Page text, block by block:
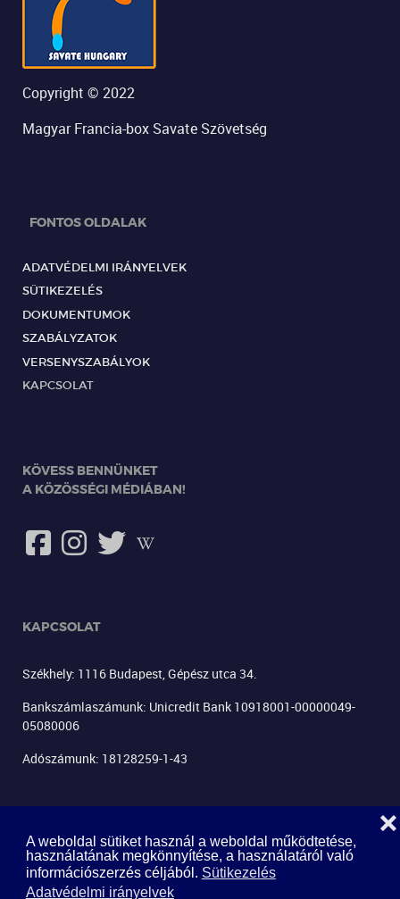
A weboldal sütiket használ a weboldal működtetése,
használatának megkönnyítése, a használatáról való
információszerzés céljából. Sütikezelés
Adatvédelmi irányelvek
❌
Copyright © 2022
Magyar Francia-box Savate Szövetség
FONTOS OLDALAK
ADATVÉDELMI IRÁNYELVEK
SÜTIKEZELÉS
DOKUMENTUMOK
SZABÁLYZATOK
VERSENYSZABÁLYOK
KAPCSOLAT
KÖVESS BENNÜNKET
A KÖZÖSSÉGI MÉDIÁBAN!
KAPCSOLAT
Székhely: 1116 Budapest, Gépész utca 34.
Bankszámlaszámunk: Unicredit Bank 10918001-00000049-
05080006
Adószámunk: 18128259-1-43
LEVÉLKÜLDÉS